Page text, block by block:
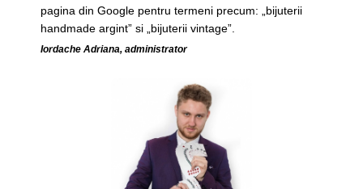
pagina din Google pentru termeni precum: „bijuterii
handmade argint” si „bijuterii vintage”.
Iordache Adriana, administrator